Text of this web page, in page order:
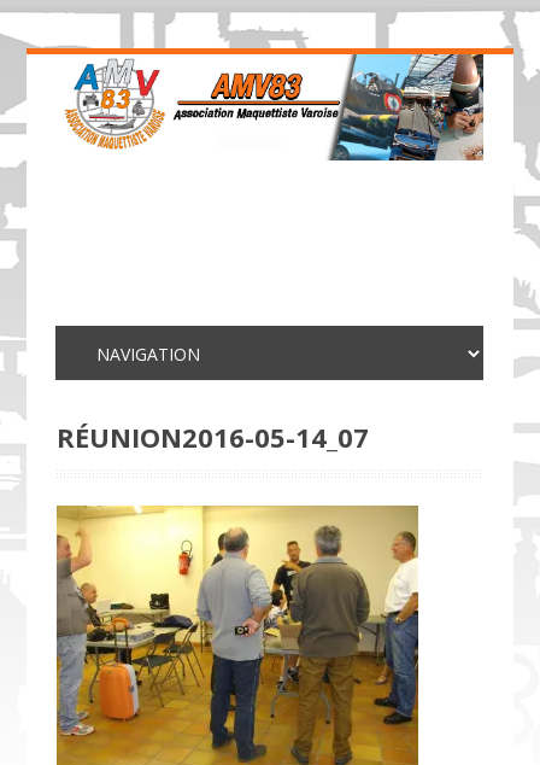
RÉUNION2016-05-14_07